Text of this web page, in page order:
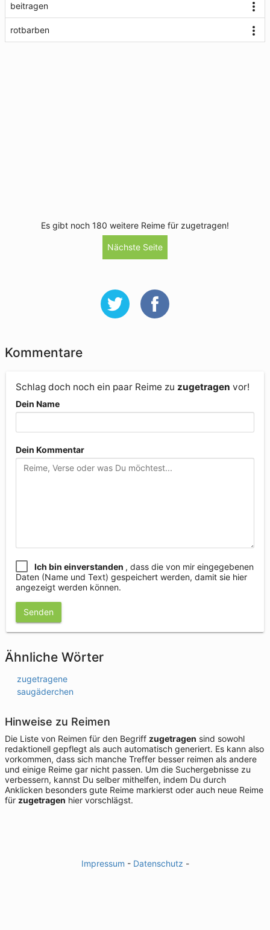
beitragen
rotbarben
Es gibt noch 180 weitere Reime für zugetragen!
Nächste Seite
Kommentare
Schlag doch noch ein paar Reime zu zugetragen vor!
Dein Name
Dein Kommentar
Ich bin einverstanden , dass die von mir eingegebenen
Daten (Name und Text) gespeichert werden, damit sie hier
angezeigt werden können.
Senden
Ähnliche Wörter
zugetragene
saugäderchen
Hinweise zu Reimen
Die Liste von Reimen für den Begriff zugetragen sind sowohl
redaktionell gepflegt als auch automatisch generiert. Es kann also
vorkommen, dass sich manche Treffer besser reimen als andere
und einige Reime gar nicht passen. Um die Suchergebnisse zu
verbessern, kannst Du selber mithelfen, indem Du durch
Anklicken besonders gute Reime markierst oder auch neue Reime
für zugetragen hier vorschlägst.
Impressum - Datenschutz -